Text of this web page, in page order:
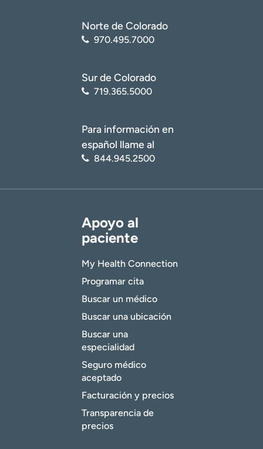
Norte de Colorado
970.495.7000
Sur de Colorado
719.365.5000
Para información en
español llame al
844.945.2500
Apoyo al
paciente
My Health Connection
Programar cita
Buscar un médico
Buscar una ubicación
Buscar una
especialidad
Seguro médico
aceptado
Facturación y precios
Transparencia de
precios